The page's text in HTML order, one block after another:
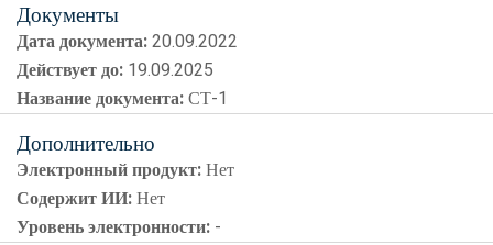
Документы
Дата документа:20.09.2022
Действует до: 19.09.2025
Название документа:СТ-1
Дополнительно
Электронный продукт:Нет
Содержит ИИ:Нет
Уровень электронности: -